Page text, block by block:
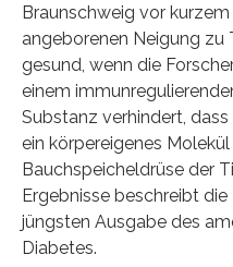
Braunschweig vor
angeborenen Neigung zu
gesund, wenn die
einem
Substanz verhindert,
ein körpereigenes
Bauchspeicheldrüse der
Ergebnisse beschreibt
jüngsten Ausgabe des
Diabetes.